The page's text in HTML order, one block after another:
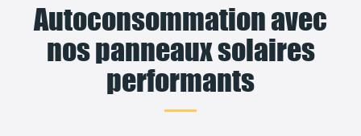
Autoconsommation avec
nos panneaux solaires
performants